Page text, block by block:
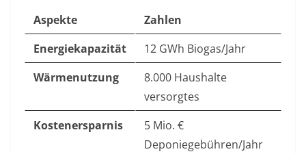
Aspekte
Zahlen
Energiekapazität
12 GWh Biogas/Jahr
Wärmenutzung
8.000 Haushalte
versorgtes
Kostenersparnis
5 Mio. €
Deponiegebühren/Jahr